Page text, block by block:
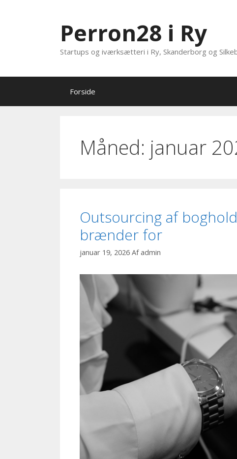
Perron28 i Ry
Startups og iværksætteri i Ry, Skanderborg og
Forside
Måned: januar
Outsourcing af
brænder for
januar 19, 2026 Afadmin